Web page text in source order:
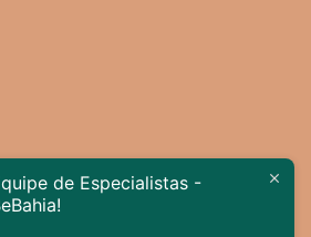
de Especialistas -